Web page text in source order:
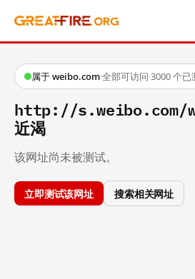
属于 weibo.com·全部可访问·3000 个已
http://s.weibo.com/
近渴
该网址尚未被测试。
立即测试该网址 搜索相关网址